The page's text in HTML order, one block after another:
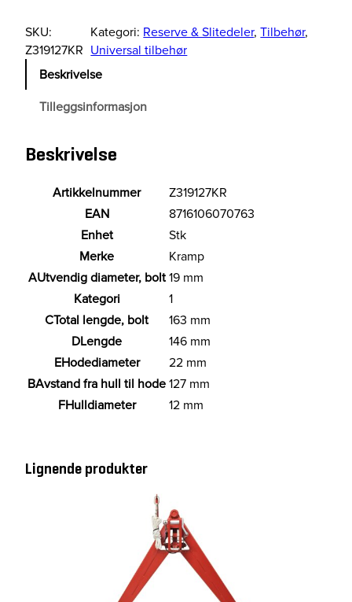
l
t
1
7
a
l
l
SKU:
Z319127KR
Kategori: Reserve & Slitedeler, Tilbehør
Universal tilbehør
Beskrivelse
Tilleggsinformasjon
Beskrivelse
Artikkelnummer
Z319127KR
EAN
8716106070763
Enhet
Stk
Merke
Kramp
AUtvendig diameter, bolt19 mm
Kategori
1
CTotal lengde, bolt
163 mm
DLengde
146 mm
EHodediameter
22 mm
BAvstand fra hull til hode127 mm
FHulldiameter 12 mm
Lignende produkter